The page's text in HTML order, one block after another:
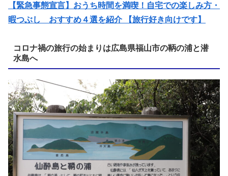
【緊急事態宣言】おうち時間を満喫！自宅での楽しみ方・
暇つぶし おすすめ４選を紹介 【旅行好き向けです】
コロナ禍の旅行の始まりは広島県福山市の鞆の浦と潜
水島へ